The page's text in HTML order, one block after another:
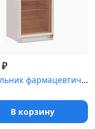
₽
Холодильник фармацевтический Pozis ХФ-400-3 со стеклянной дверью ...
В корзину